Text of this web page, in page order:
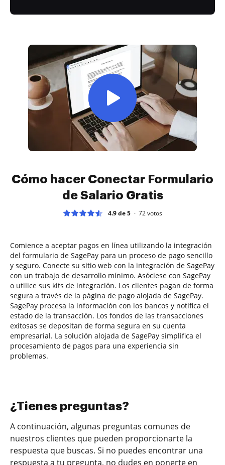
Cómo hacer Conectar Formulario
de Salario Gratis
4.9 de 5 72votos
Comience a aceptar pagos en línea utilizando la integración
del formulario de SagePay para un proceso de pago sencillo
y seguro. Conecte su sitio web con la integración de SagePay
con un trabajo de desarrollo mínimo. Asóciese con SagePay
o utilice sus kits de integración. Los clientes pagan de forma
segura a través de la página de pago alojada de SagePay.
SagePay procesa la información con los bancos y notifica el
estado de la transacción. Los fondos de las transacciones
exitosas se depositan de forma segura en su cuenta
empresarial. La solución alojada de SagePay simplifica el
procesamiento de pagos para una experiencia sin
problemas.
¿Tienes preguntas?
A continuación, algunas preguntas comunes de
nuestros clientes que pueden proporcionarte la
respuesta que buscas. Si no puedes encontrar una
respuesta a tu pregunta, no dudes en ponerte en